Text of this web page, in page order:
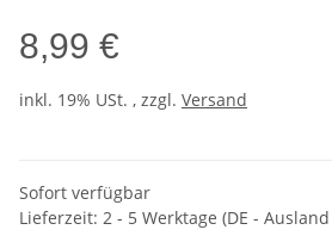
8,99 €
inkl. 19% USt. , zzgl. Versand
Sofort verfügbar
Lieferzeit: 2 - 5 Werktage (DE -